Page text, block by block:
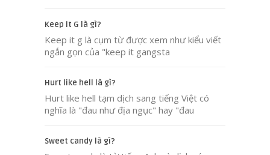
Keep it G là gì?
Keep it g là cụm từ được xem như kiểu viết
ngắn gọn của "keep it gangsta
Hurt like hell là gì?
Hurt like hell tạm dịch sang tiếng Việt có
nghĩa là "đau như địa ngục" hay "đau
Sweet candy là gì?